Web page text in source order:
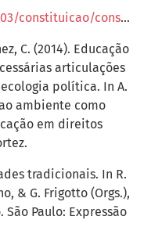
constituição.htm
C. (2014). Educação
articulações
política. In A.
ambiente como
em direitos
tradicionais. In R.
& G. Frigotto (Orgs.),
Paulo: Expressão